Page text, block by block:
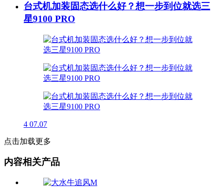
台式机加装固态选什么好？想一步到位就选三
星9100 PRO
4 07.07
点击加载更多
内容相关产品